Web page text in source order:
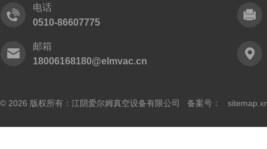
电话
0510-86607775
邮箱
18006168180@elmvac.cn
© 2026 版权所有：江阴爱尔姆真空设备有限公司 备案号：